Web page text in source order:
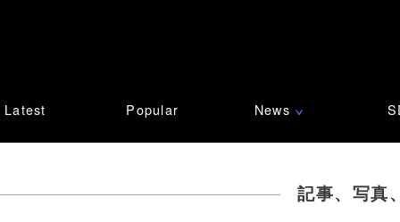
Latest Popular News ∨
記事、写真